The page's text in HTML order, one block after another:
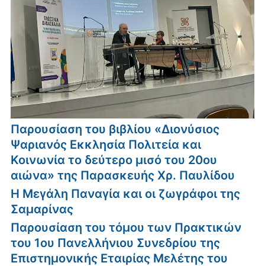
Παρουσίαση του βιβλίου «Διονύσιος
Ψαριανός Εκκλησία Πολιτεία και
Κοινωνία το δεύτερο μισό του 20ου
αιώνα» της Παρασκευής Χρ. Παυλίδου
Η Μεγάλη Παναγία και οι ζωγράφοι της
Σαμαρίνας
Παρουσίαση του τόμου των Πρακτικών
του 1ου Πανελλήνιου Συνεδρίου της
Επιστημονικής Εταιρίας Μελέτης του